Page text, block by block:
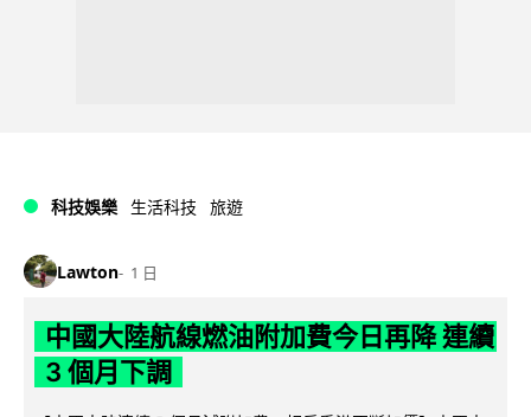
科技娛樂 生活科技 旅遊
Lawton 1 日
中國大陸航線燃油附加費今日再降 連續
3 個月下調